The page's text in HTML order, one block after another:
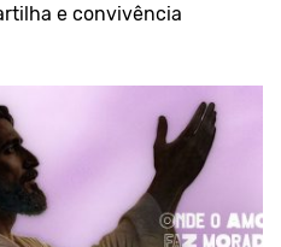
e convivência